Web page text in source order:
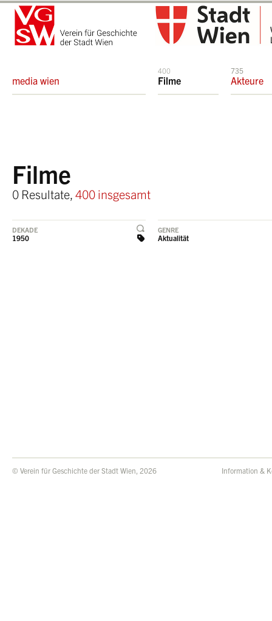
media wien
400
Filme
735
Akteure
Filme
0 Resultate, 400 insgesamt
DEKADE
1950
GENRE
Aktualität
© Verein für Geschichte der Stadt Wien, 2026 Information &